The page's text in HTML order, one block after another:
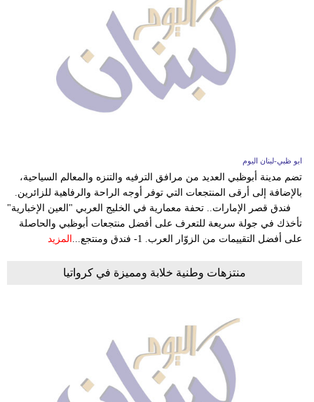
ابو ظبي-لبنان اليوم
تضم مدينة أبوظبي العديد من مرافق الترفيه والتنزه والمعالم السياحية،
بالإضافة إلى أرقى المنتجعات التي توفر أوجه الراحة والرفاهية للزائرين.
فندق قصر الإمارات.. تحفة معمارية في الخليج العربي "العين الإخبارية"
تأخذك في جولة سريعة للتعرف على أفضل منتجعات أبوظبي والحاصلة
على أفضل التقييمات من الزوّار العرب. 1- فندق ومنتجع...
المزيد
منتزهات وطنية خلابة ومميزة في كرواتيا